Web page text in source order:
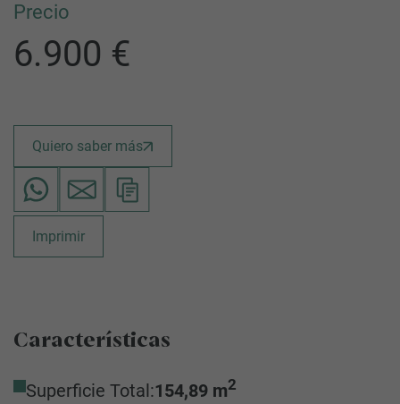
Precio
6.900 €
Quiero saber más
Imprimir
Características
Superficie Total:154,89 m2